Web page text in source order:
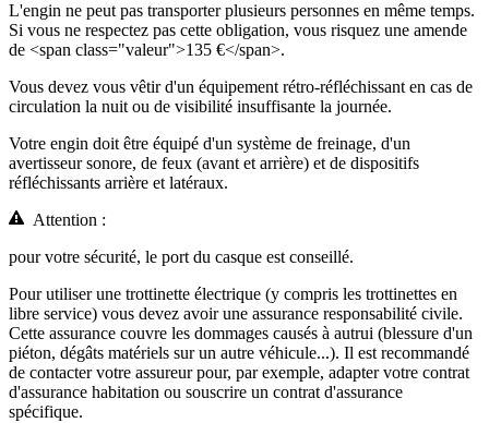
L'engin ne peut pas transporter plusieurs personnes en même temps.
Si vous ne respectez pas cette obligation, vous risquez une amende
de <span class="valeur">135 €</span>.
Vous devez vous vêtir d'un équipement rétro-réfléchissant en cas de
circulation la nuit ou de visibilité insuffisante la journée.
Votre engin doit être équipé d'un système de freinage, d'un
avertisseur sonore, de feux (avant et arrière) et de dispositifs
réfléchissants arrière et latéraux.
Attention :
pour votre sécurité, le port du casque est conseillé.
Pour utiliser une trottinette électrique (y compris les trottinettes en
libre service) vous devez avoir une assurance responsabilité civile.
Cette assurance couvre les dommages causés à autrui (blessure d'un
piéton, dégâts matériels sur un autre véhicule...). Il est recommandé
de contacter votre assureur pour, par exemple, adapter votre contrat
d'assurance habitation ou souscrire un contrat d'assurance
spécifique.